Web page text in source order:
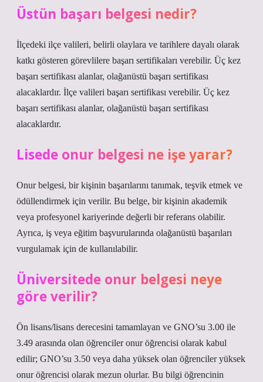
Üstün başarı belgesi nedir?
İlçedeki ilçe valileri, belirli olaylara ve tarihlere dayalı olarak
katkı gösteren görevlilere başarı sertifikaları verebilir. Üç kez
başarı sertifikası alanlar, olağanüstü başarı sertifikası
alacaklardır. İlçe valileri başarı sertifikası verebilir. Üç kez
başarı sertifikası alanlar, olağanüstü başarı sertifikası
alacaklardır.
Lisede onur belgesi ne işe yarar?
Onur belgesi, bir kişinin başarılarını tanımak, teşvik etmek ve
ödüllendirmek için verilir. Bu belge, bir kişinin akademik
veya profesyonel kariyerinde değerli bir referans olabilir.
Ayrıca, iş veya eğitim başvurularında olağanüstü başarıları
vurgulamak için de kullanılabilir.
Üniversitede onur belgesi neye
göre verilir?
Ön lisans/lisans derecesini tamamlayan ve GNO’su 3.00 ile
3.49 arasında olan öğrenciler onur öğrencisi olarak kabul
edilir; GNO’su 3.50 veya daha yüksek olan öğrenciler yüksek
onur öğrencisi olarak mezun olurlar. Bu bilgi öğrencinin